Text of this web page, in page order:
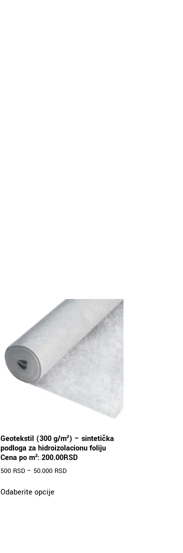
Geotekstil (300 g/m²) – sintetička
podloga za hidroizolacionu foliju
Cena po m²: 200.00RSD
500 RSD – 50.000 RSD
Odaberite opcije